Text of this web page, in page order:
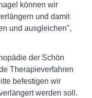
können wir
und damit
und ausgleichen",
der Schön
Therapieverfahren
befestigen wir
werden soll.